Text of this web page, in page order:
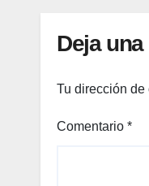
Deja
Tu dirección de
Comentario *